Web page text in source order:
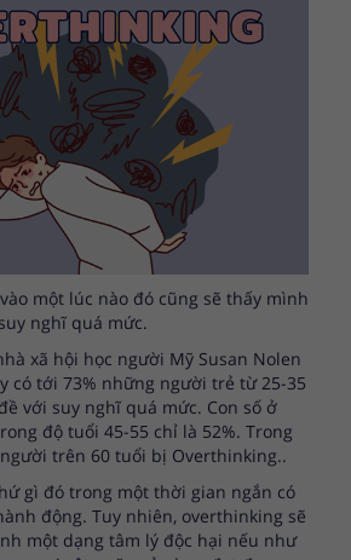
một lúc nào đó cũng sẽ thấy mình
nghĩ quá mức.
xã hội học người Mỹ Susan Nolen
có tới 73% những người trẻ từ 25-35
với suy nghĩ quá mức. Con số ở
độ tuổi 45-55 chỉ là 52%. Trong
trên 60 tuổi bị Overthinking..
gì đó trong một thời gian ngắn có
động. Tuy nhiên, overthinking sẽ
một dạng tâm lý độc hại nếu như